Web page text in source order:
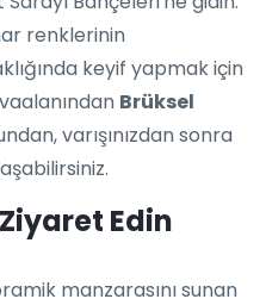
renklerinin
keyif yapmak için
Brüksel
varışınızdan sonra
Edin
manzarasını sunan